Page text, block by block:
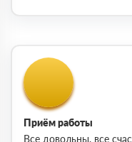
Приём работы
Все довольны, все